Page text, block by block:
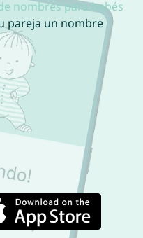
nombres para bebés
pareja un nombre